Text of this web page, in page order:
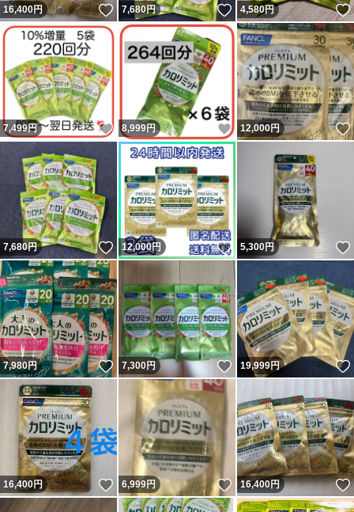
16,400円 いいね！
7,680円 いいね！
4,580円
7,499円 いいね！
8,999円 いいね！
12,000円
7,680円 いいね！
12,000円 いいね！
5,300円
7,980円 いいね！
7,300円 いいね！
19,999円
16,400円 いいね！
6,999円 いいね！
16,400円